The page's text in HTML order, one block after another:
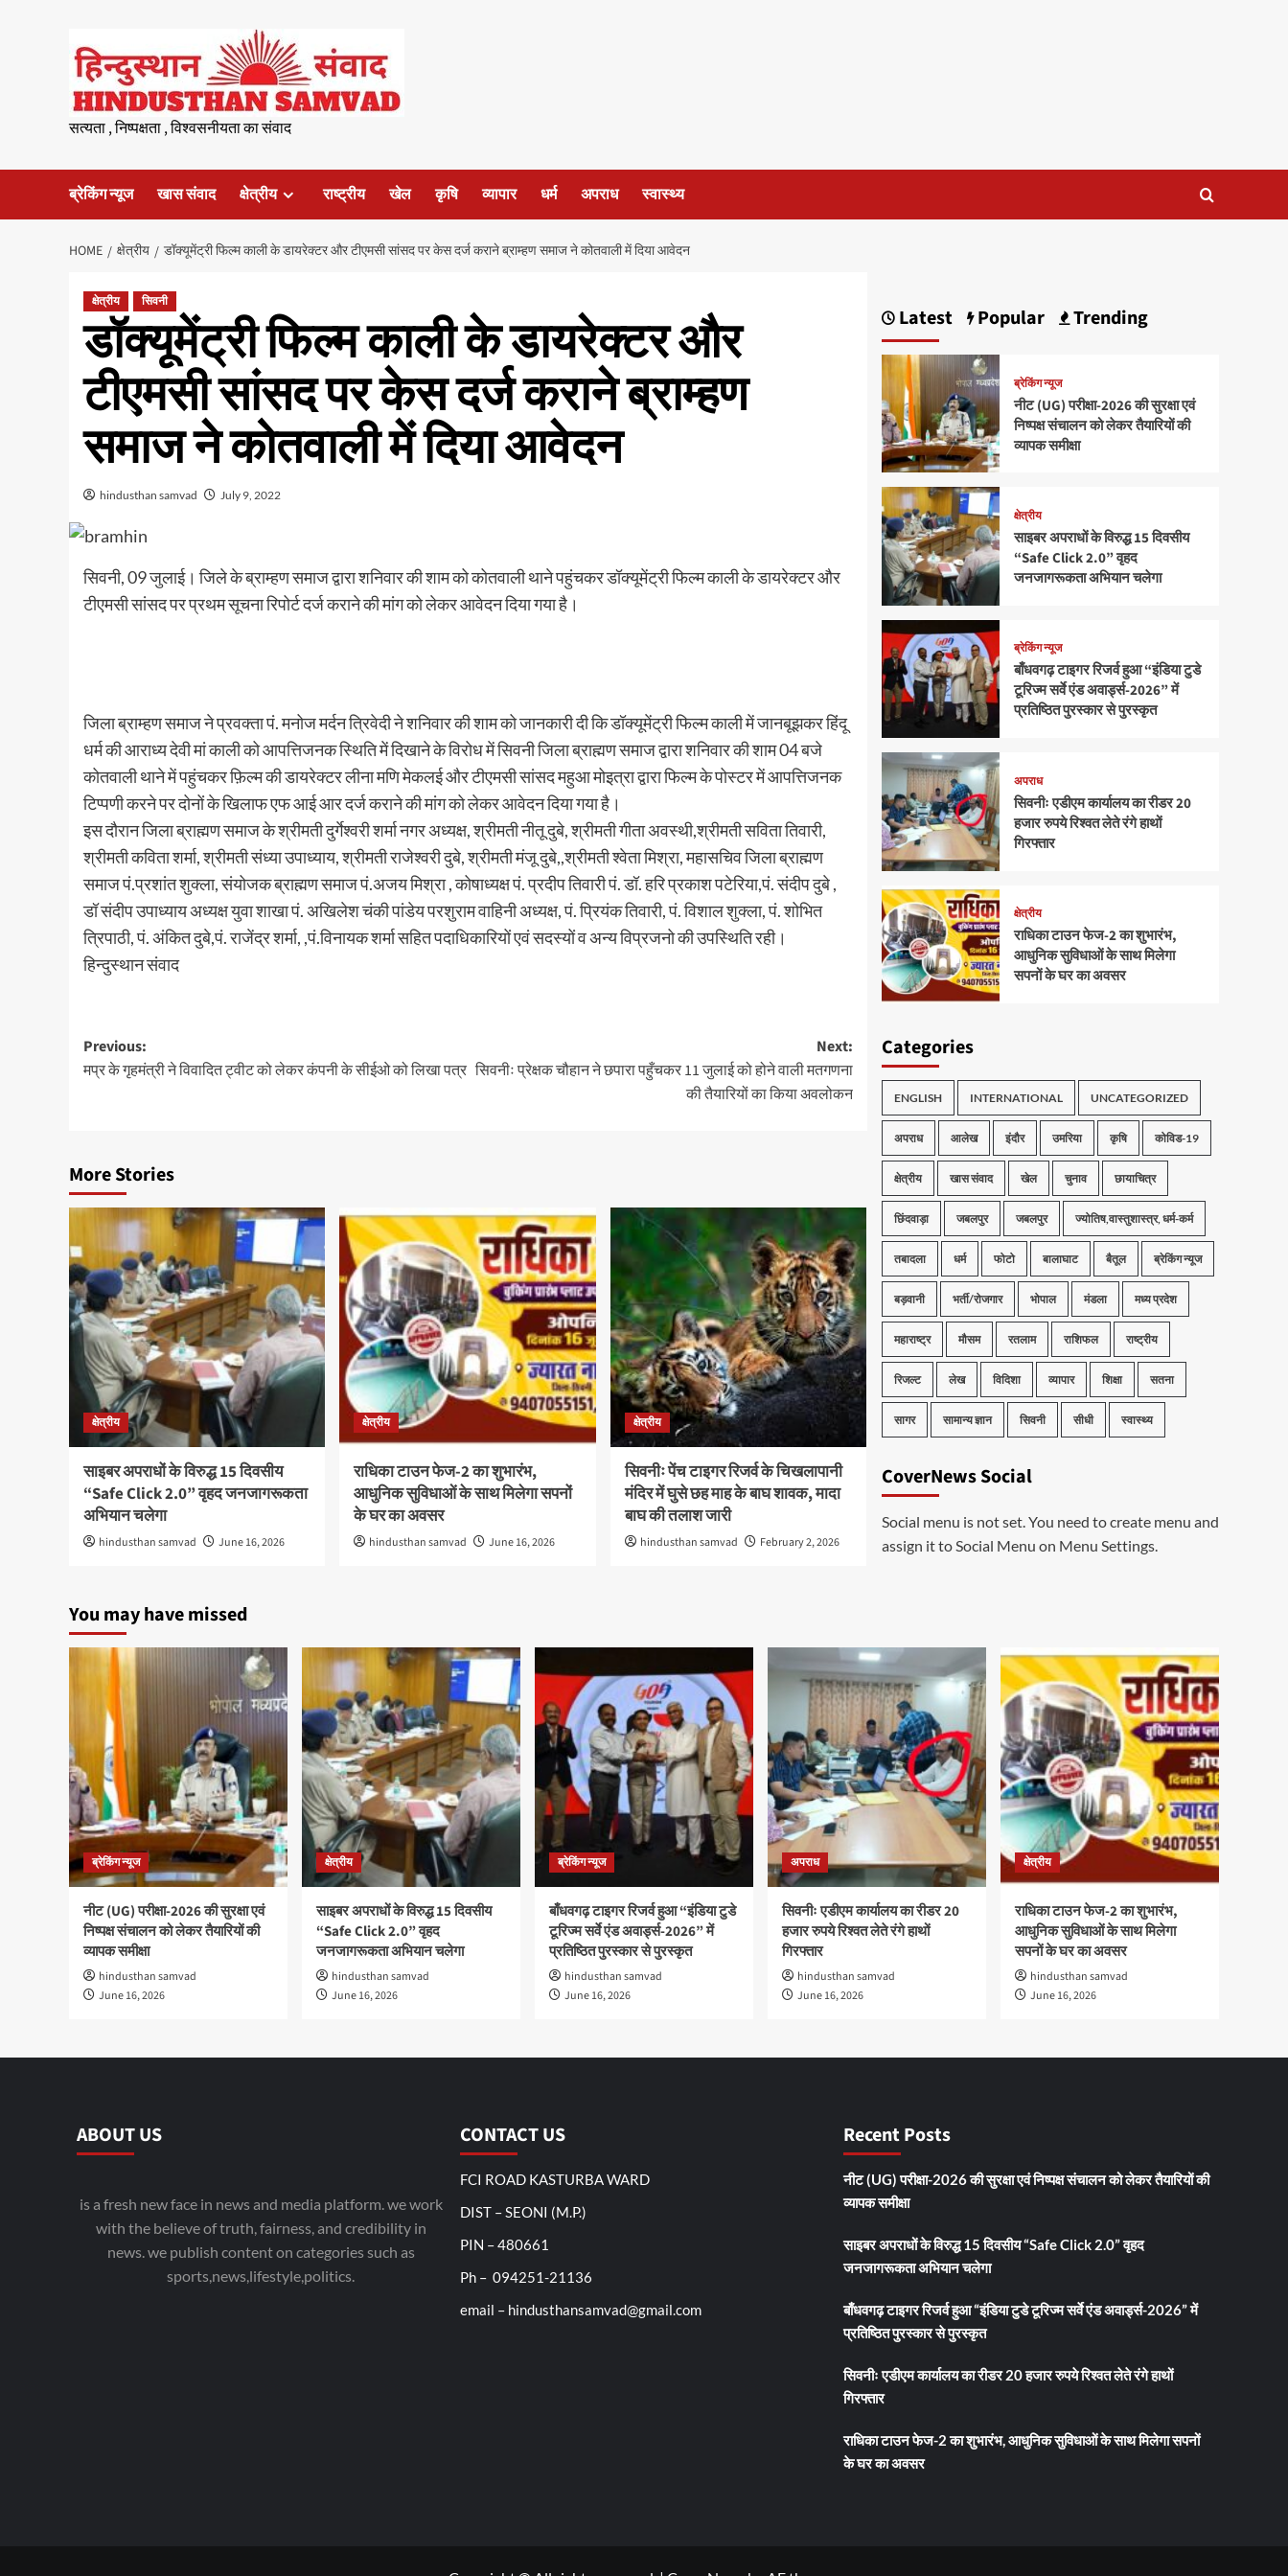
सत्यता , निष्पक्षता , विश्वसनीयता का संवाद
ब्रेकिंग न्यूज खास संवाद क्षेत्रीय राष्ट्रीय खेल कृषि व्यापार धर्म अपराध स्वास्थ्य
HOME क्षेत्रीय डॉक्यूमेंट्री फिल्म काली के डायरेक्टर और टीएमसी सांसद पर केस दर्ज कराने ब्राम्हण समाज ने कोतवाली में दिया आवेदन
क्षेत्रीय सिवनी
डॉक्यूमेंट्री फिल्म काली के डायरेक्टर और
टीएमसी सांसद पर केस दर्ज कराने ब्राम्हण
समाज ने कोतवाली में दिया आवेदन
hindusthan samvad July 9, 2022
सिवनी, 09 जुलाई। जिले के ब्राम्हण समाज द्वारा शनिवार की शाम को कोतवाली थाने पहुंचकर डॉक्यूमेंट्री फिल्म काली के डायरेक्टर और
टीएमसी सांसद पर प्रथम सूचना रिपोर्ट दर्ज कराने की मांग को लेकर आवेदन दिया गया है।
जिला ब्राम्हण समाज ने प्रवक्ता पं. मनोज मर्दन त्रिवेदी ने शनिवार की शाम को जानकारी दी कि डॉक्यूमेंट्री फिल्म काली में जानबूझकर हिंदू
धर्म की आराध्य देवी मां काली को आपत्तिजनक स्थिति में दिखाने के विरोध में सिवनी जिला ब्राह्मण समाज द्वारा शनिवार की शाम 04 बजे
कोतवाली थाने में पहुंचकर फ़िल्म की डायरेक्टर लीना मणि मेकलई और टीएमसी सांसद महुआ मोइत्रा द्वारा फिल्म के पोस्टर में आपत्तिजनक
टिप्पणी करने पर दोनों के खिलाफ एफ आई आर दर्ज कराने की मांग को लेकर आवेदन दिया गया है।
इस दौरान जिला ब्राह्मण समाज के श्रीमती दुर्गेश्वरी शर्मा नगर अध्यक्ष, श्रीमती नीतू दुबे, श्रीमती गीता अवस्थी,श्रीमती सविता तिवारी,
श्रीमती कविता शर्मा, श्रीमती संध्या उपाध्याय, श्रीमती राजेश्वरी दुबे, श्रीमती मंजू दुबे,,श्रीमती श्वेता मिश्रा, महासचिव जिला ब्राह्मण
समाज पं.प्रशांत शुक्ला, संयोजक ब्राह्मण समाज पं.अजय मिश्रा , कोषाध्यक्ष पं. प्रदीप तिवारी पं. डॉ. हरि प्रकाश पटेरिया,पं. संदीप दुबे ,
डॉ संदीप उपाध्याय अध्यक्ष युवा शाखा पं. अखिलेश चंकी पांडेय परशुराम वाहिनी अध्यक्ष, पं. प्रियंक तिवारी, पं. विशाल शुक्ला, पं. शोभित
त्रिपाठी, पं. अंकित दुबे,पं. राजेंद्र शर्मा, ,पं.विनायक शर्मा सहित पदाधिकारियों एवं सदस्यों व अन्य विप्रजनो की उपस्थिति रही।
हिन्दुस्थान संवाद
Post
navigation
Previous:
मप्र के गृहमंत्री ने विवादित ट्वीट को लेकर कंपनी के सीईओ को लिखा पत्र
Next:
सिवनीः प्रेक्षक चौहान ने छपारा पहुँचकर 11 जुलाई को होने वाली मतगणना
की तैयारियों का किया अवलोकन
More Stories
क्षेत्रीय
साइबर अपराधों के विरुद्ध 15 दिवसीय
“Safe Click 2.0” वृहद जनजागरूकता
अभियान चलेगा
hindusthan samvad June 16, 2026
क्षेत्रीय
राधिका टाउन फेज-2 का शुभारंभ,
आधुनिक सुविधाओं के साथ मिलेगा सपनों
के घर का अवसर
hindusthan samvad June 16, 2026
क्षेत्रीय
सिवनीः पेंच टाइगर रिजर्व के चिखलापानी
मंदिर में घुसे छह माह के बाघ शावक, मादा
बाघ की तलाश जारी
hindusthan samvad February 2, 2026
Latest Popular Trending
ब्रेकिंग न्यूज
नीट (UG) परीक्षा-2026 की सुरक्षा एवं
निष्पक्ष संचालन को लेकर तैयारियों की
व्यापक समीक्षा
क्षेत्रीय
साइबर अपराधों के विरुद्ध 15 दिवसीय
“Safe Click 2.0” वृहद
जनजागरूकता अभियान चलेगा
ब्रेकिंग न्यूज
बाँधवगढ़ टाइगर रिजर्व हुआ “इंडिया टुडे
टूरिज्म सर्वे एंड अवार्ड्स-2026” में
प्रतिष्ठित पुरस्कार से पुरस्कृत
अपराध
सिवनीः एडीएम कार्यालय का रीडर 20
हजार रुपये रिश्वत लेते रंगे हाथों
गिरफ्तार
क्षेत्रीय
राधिका टाउन फेज-2 का शुभारंभ,
आधुनिक सुविधाओं के साथ मिलेगा
सपनों के घर का अवसर
Categories
ENGLISH INTERNATIONAL UNCATEGORIZED
अपराध आलेख इंदौर उमरिया कृषि कोविड-19
क्षेत्रीय खास संवाद खेल चुनाव छायाचित्र
छिंदवाड़ा जबलपुर जबलपुर ज्योतिष,वास्तुशास्त्र, धर्म-कर्म
तबादला धर्म फोटो बालाघाट बैतूल ब्रेकिंग न्यूज
बड़वानी भर्ती/रोजगार भोपाल मंडला मध्य प्रदेश
महाराष्ट्र मौसम रतलाम राशिफल राष्ट्रीय
रिजल्ट लेख विदिशा व्यापार शिक्षा सतना
सागर सामान्य ज्ञान सिवनी सीधी स्वास्थ्य
CoverNews Social
Social menu is not set. You need to create menu and
assign it to Social Menu on Menu Settings.
You may have missed
ब्रेकिंग न्यूज
नीट (UG) परीक्षा-2026 की सुरक्षा एवं
निष्पक्ष संचालन को लेकर तैयारियों की
व्यापक समीक्षा
hindusthan samvad
June 16, 2026
क्षेत्रीय
साइबर अपराधों के विरुद्ध 15 दिवसीय
“Safe Click 2.0” वृहद
जनजागरूकता अभियान चलेगा
hindusthan samvad
June 16, 2026
ब्रेकिंग न्यूज
बाँधवगढ़ टाइगर रिजर्व हुआ “इंडिया टुडे
टूरिज्म सर्वे एंड अवार्ड्स-2026” में
प्रतिष्ठित पुरस्कार से पुरस्कृत
hindusthan samvad
June 16, 2026
अपराध
सिवनीः एडीएम कार्यालय का रीडर 20
हजार रुपये रिश्वत लेते रंगे हाथों
गिरफ्तार
hindusthan samvad
June 16, 2026
क्षेत्रीय
राधिका टाउन फेज-2 का शुभारंभ,
आधुनिक सुविधाओं के साथ मिलेगा
सपनों के घर का अवसर
hindusthan samvad
June 16, 2026
ABOUT US
is a fresh new face in news and media platform. we work
with the believe of truth, fairness, and credibility in
news. we publish content on categories such as
sports,news,lifestyle,politics.
CONTACT US
FCI ROAD KASTURBA WARD
DIST – SEONI (M.P.)
PIN – 480661
Ph – 094251-21136
email – hindusthansamvad@gmail.com
Recent Posts
नीट (UG) परीक्षा-2026 की सुरक्षा एवं निष्पक्ष संचालन को लेकर तैयारियों की
व्यापक समीक्षा
साइबर अपराधों के विरुद्ध 15 दिवसीय “Safe Click 2.0” वृहद
जनजागरूकता अभियान चलेगा
बाँधवगढ़ टाइगर रिजर्व हुआ “इंडिया टुडे टूरिज्म सर्वे एंड अवार्ड्स-2026” में
प्रतिष्ठित पुरस्कार से पुरस्कृत
सिवनीः एडीएम कार्यालय का रीडर 20 हजार रुपये रिश्वत लेते रंगे हाथों
गिरफ्तार
राधिका टाउन फेज-2 का शुभारंभ, आधुनिक सुविधाओं के साथ मिलेगा सपनों
के घर का अवसर